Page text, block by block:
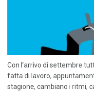
Con l’arrivo di settembre
fatta di lavoro,
stagione, cambiano i ritmi,